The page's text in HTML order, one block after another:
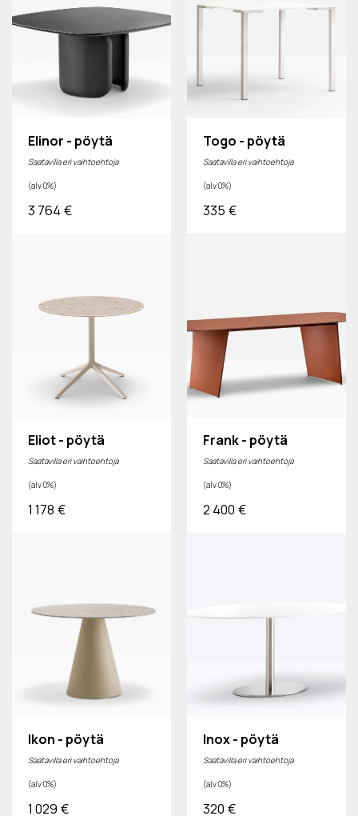
Elinor - pöytä
Saatavilla eri vaihtoehtoja
(alv 0%)
3 764 €
Togo - pöytä
Saatavilla eri vaihtoehtoja
(alv 0%)
335 €
Eliot - pöytä
Saatavilla eri vaihtoehtoja
(alv 0%)
1 178 €
Frank - pöytä
Saatavilla eri vaihtoehtoja
(alv 0%)
2 400 €
Ikon - pöytä
Saatavilla eri vaihtoehtoja
(alv 0%)
1 029 €
Inox - pöytä
Saatavilla eri vaihtoehtoja
(alv 0%)
320 €